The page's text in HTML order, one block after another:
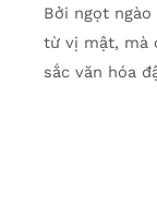
Bởi ngọt
từ vị mật, mà
sắc văn hóa